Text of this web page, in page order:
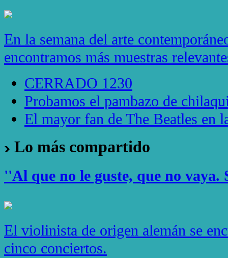
En la semana del arte
encontramos más muestras
CERRADO 1230
Probamos el pambazo de
El mayor fan de The Beatles en
Lo más compartido
''Al que no le guste, que no vaya.
El violinista de origen alemán se
cinco conciertos.